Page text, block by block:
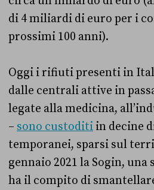
di 4 miliardi di euro per i
prossimi 100 anni).
Oggi i rifiuti presenti in
dalle centrali attive in
legate alla medicina,
– sono custoditi in decine
temporanei, sparsi sul
gennaio 2021 la Sogin,
ha il compito di